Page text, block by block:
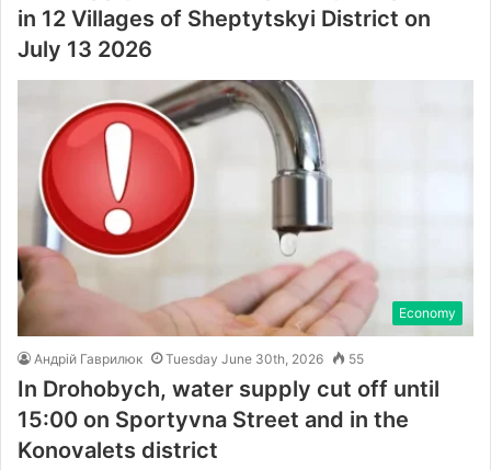
in 12 Villages of Sheptytskyi District on
July 13 2026
Economy
Андрій Гаврилюк Tuesday June 30th, 2026 55
In Drohobych, water supply cut off until
15:00 on Sportyvna Street and in the
Konovalets district